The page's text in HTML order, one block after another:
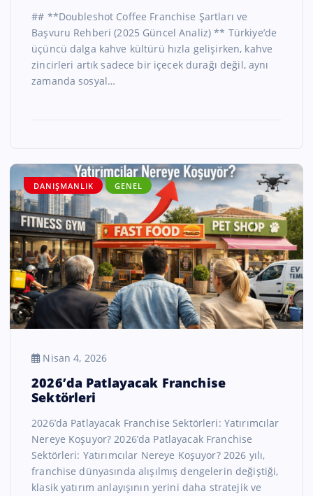
## **Doubleshot Coffee Franchise Şartları ve
Başvuru Rehberi (2025 Güncel Analiz) ** Türkiye’de
üçüncü dalga kahve kültürü hızla gelişirken, kahve
zincirleri artık sadece bir içecek durağı değil, aynı
zamanda sosyal…
DANIŞMANLIK GENEL
Nisan 4, 2026
2026’da Patlayacak Franchise
Sektörleri
2026’da Patlayacak Franchise Sektörleri: Yatırımcılar
Nereye Koşuyor? 2026’da Patlayacak Franchise
Sektörleri: Yatırımcılar Nereye Koşuyor? 2026 yılı,
franchise dünyasında alışılmış dengelerin değiştiği,
klasik yatırım anlayışının yerini daha stratejik ve